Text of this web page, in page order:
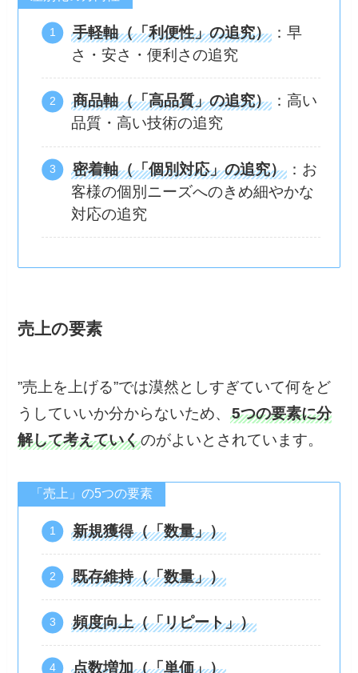
手軽軸（「利便性」の追究） ：早
さ・安さ・便利さの追究
商品軸（「高品質」の追究） ：高い
品質・高い技術の追究
密着軸（「個別対応」の追究） ：お
客様の個別ニーズへのきめ細やかな
対応の追究
売上の要素
”売上を上げる”では漠然としすぎていて何をど
うしていいか分からないため、5つの要素に分
解して考えていくのがよいとされています。
「売上」の5つの要素
新規獲得（「数量」）
既存維持（「数量」）
頻度向上（「リピート」）
点数増加（「単価」）